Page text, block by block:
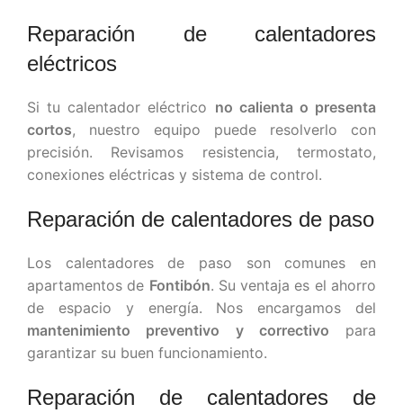
Reparación de calentadores
eléctricos
Si tu calentador eléctrico no calienta o presenta
cortos, nuestro equipo puede resolverlo con
precisión. Revisamos resistencia, termostato,
conexiones eléctricas y sistema de control.
Reparación de calentadores de paso
Los calentadores de paso son comunes en
apartamentos de Fontibón. Su ventaja es el ahorro
de espacio y energía. Nos encargamos del
mantenimiento preventivo y correctivo para
garantizar su buen funcionamiento.
Reparación de calentadores de